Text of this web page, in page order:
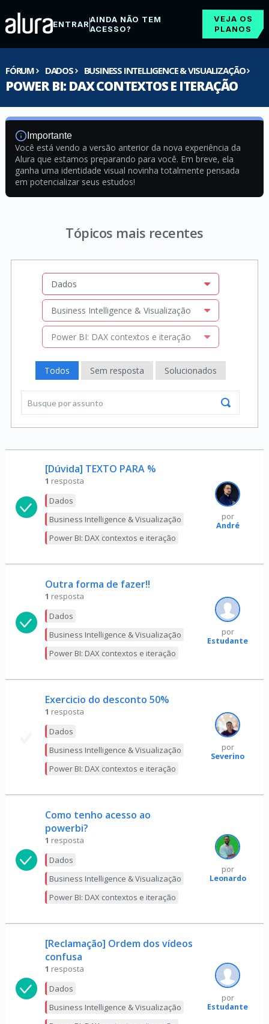
ENTRARAINDA NÃO TEM
ACESSO?
VEJA OS
PLANOS
FÓRUM DADOS BUSINESS INTELLIGENCE & VISUALIZAÇÃO
POWER BI: DAX CONTEXTOS E ITERAÇÃO
Importante
Você está vendo a versão anterior da nova experiência da
Alura que estamos preparando para você. Em breve, ela
ganha uma identidade visual novinha totalmente pensada
em potencializar seus estudos!
Tópicos mais recentes
Dados
Business Intelligence & Visualização
Power BI: DAX contextos e iteração
Todos Sem resposta Solucionados
[Dúvida] TEXTO PARA %
1 resposta
Dados
Business Intelligence & Visualização
Power BI: DAX contextos e iteração
por
André
Outra forma de fazer!!
1 resposta
Dados
Business Intelligence & Visualização
Power BI: DAX contextos e iteração
por
Estudante
Exercicio do desconto 50%
1 resposta
Dados
Business Intelligence & Visualização
Power BI: DAX contextos e iteração
por
Severino
Como tenho acesso ao
powerbi?
1 resposta
Dados
Business Intelligence & Visualização
Power BI: DAX contextos e iteração
por
Leonardo
[Reclamação] Ordem dos vídeos
confusa
1 resposta
Dados
Business Intelligence & Visualização
por
Estudante